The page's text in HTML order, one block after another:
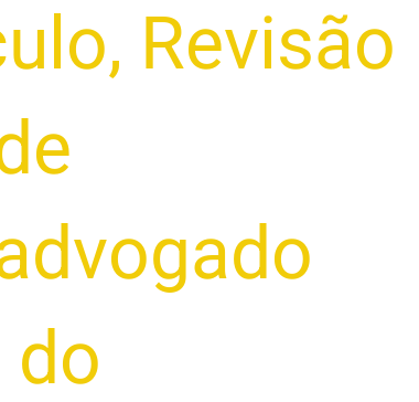
, Revisão